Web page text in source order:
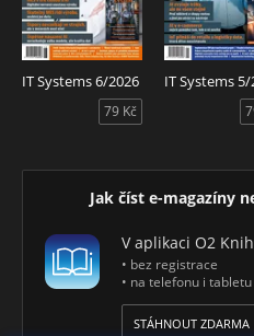
IT Systems 6/2026
79 Kč
IT Systems 5/
Jak číst e-magazíny
V aplikaci O2
• bez registrace
• na telefonu i tabletu
STÁHNOUT ZDARMA